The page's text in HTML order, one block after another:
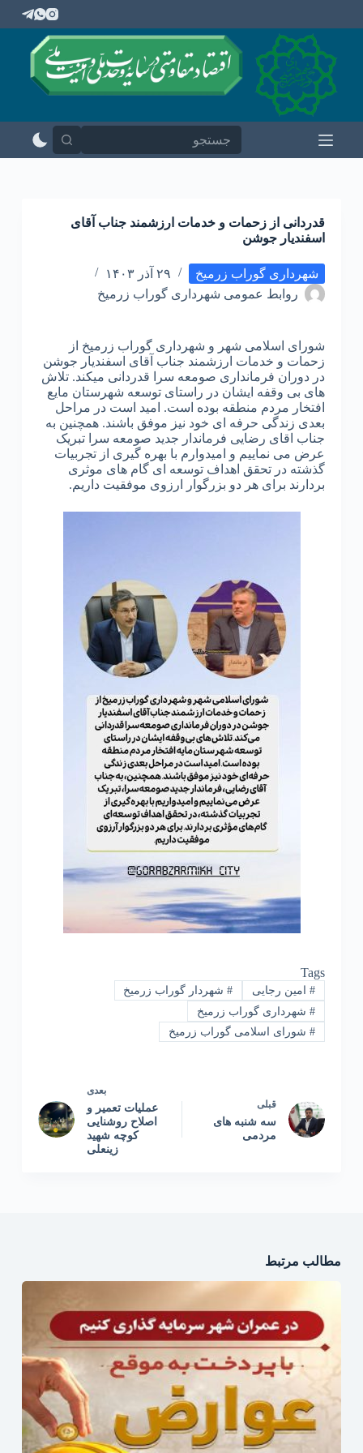
ر
ت
قدردانی از زحمات و خدمات ارزشمند جناب آقای
اسفندیار جوشن
شهرداری گوراب زرمیخ
۲۹ آذر ۱۴۰۳
روابط عمومی شهرداری گوراب زرمیخ
شورای اسلامی شهر و شهرداری گوراب زرمیخ از
زحمات و خدمات ارزشمند جناب آقای اسفندیار جوشن
در دوران فرمانداری صومعه سرا قدردانی میکند. تلاش
های بی وقفه ایشان در راستای توسعه شهرستان مایع
افتخار مردم منطقه بوده است. امید است در مراحل
بعدی زندگی حرفه ای خود نیز موفق باشند. همچنین به
جناب اقای رضایی فرماندار جدید صومعه سرا تبریک
عرض می نماییم و امیدوارم با بهره گیری از تجربیات
گذشته در تحقق اهداف توسعه ای گام های موثری
بردارند برای هر دو بزرگوار ارزوی موفقیت داریم.
Tags
#امین رجایی #شهردار گوراب زرمیخ
#شهرداری گوراب زرمیخ
#شورای اسلامی گوراب زرمیخ
قبلی
سه شنبه های
مردمی
بعدی
عملیات تعمیر و
اصلاح روشنایی
کوچه شهید
زینعلی
مطالب مرتبط